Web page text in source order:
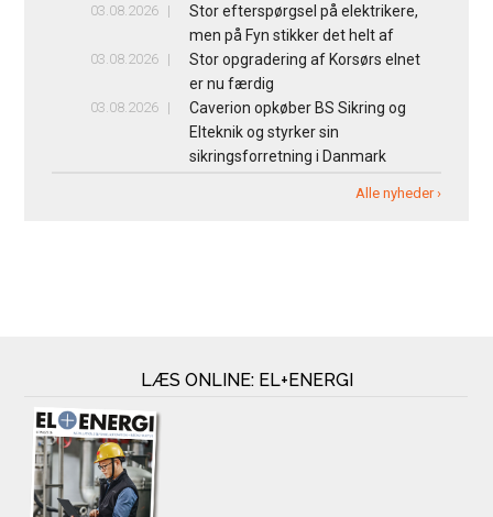
03.08.2026
Stor efterspørgsel på elektrikere,
men på Fyn stikker det helt af
03.08.2026
Stor opgradering af Korsørs elnet
er nu færdig
03.08.2026
Caverion opkøber BS Sikring og
Elteknik og styrker sin
sikringsforretning i Danmark
Alle nyheder ›
LÆS ONLINE: EL+ENERGI